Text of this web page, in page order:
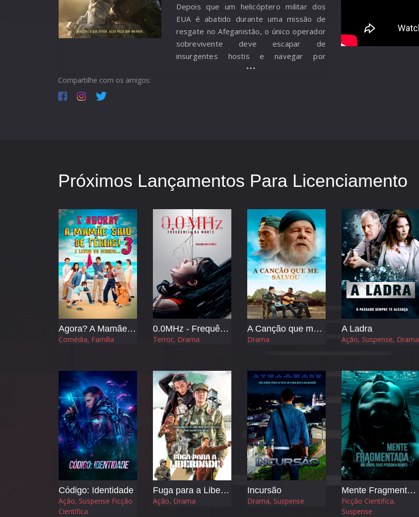
Depois que um helicóptero militar dos
EUA é abatido durante uma missão de
resgate no Afeganistão, o único operador
sobrevivente deve escapar de
insurgentes hostis e navegar por
terrenos acidentados para guiar o único
Compartilhe com os amigos:
Próximos Lançamentos Para Licenciamento
Agora? A Mamãe Saiu de Férias 3 e Levou os Sogros
Comédia, Família
0.0MHz - Frequência da Morte
Terror, Drama
A Canção que me Salvou
Drama
A Ladra
Ação, Suspense, Drama
Código: Identidade
Ação, Suspense Ficção
Científica
Fuga para a Liberdade
Ação, Drama
Incursão
Drama, Suspense
Mente Fragmentada
Ficção Científica,
Suspense